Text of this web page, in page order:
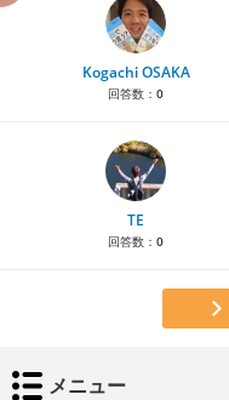
Kogachi OSAKA
回答数： 0
TE
回答数： 0
メニュー